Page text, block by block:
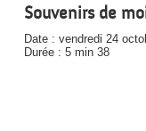
Souvenirs de
Date : vendredi 24
Durée : 5 min 38